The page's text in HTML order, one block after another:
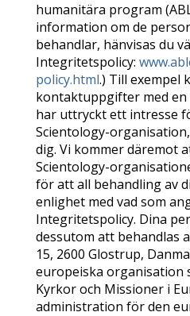
humanitära program
information om de
behandlar, hänvisas du
Integritetspolicy:
policy.html.) Till exempel
kontaktuppgifter med en
har uttryckt ett intresse
Scientology-
dig. Vi kommer däremot
Scientology-
för att all behandling av
enlighet med vad som
Integritetspolicy. Dina
dessutom att behandlas
15, 2600 Glostrup,
europeiska organisation
Kyrkor och Missioner i
administration för den